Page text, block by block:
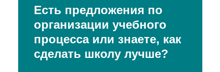
Есть предложения по
организации учебного
процесса или знаете, как
сделать школу лучше?